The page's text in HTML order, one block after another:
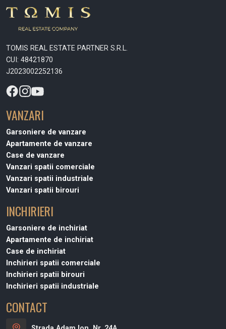
TOMIS REAL ESTATE PARTNER S.R.L.
CUI: 48421870
J2023002252136
VANZARI
Garsoniere de vanzare
Apartamente de vanzare
Case de vanzare
Vanzari spatii comerciale
Vanzari spatii industriale
Vanzari spatii birouri
INCHIRIERI
Garsoniere de inchiriat
Apartamente de inchiriat
Case de inchiriat
Inchirieri spatii comerciale
Inchirieri spatii birouri
Inchirieri spatii industriale
CONTACT